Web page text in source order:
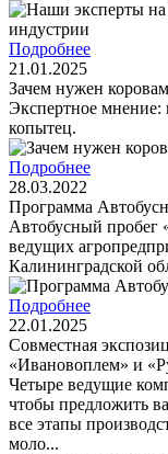
Подробнее
21.01.2025
Зачем нужен
Экспертное мнение:
копытец.
Подробнее
28.03.2022
Программа
Автобусный пробег
ведущих
Калининградской
Подробнее
22.01.2025
Совместная
«Ивановоплем» и
Четыре ведущие
чтобы предложить
все этапы
моло...